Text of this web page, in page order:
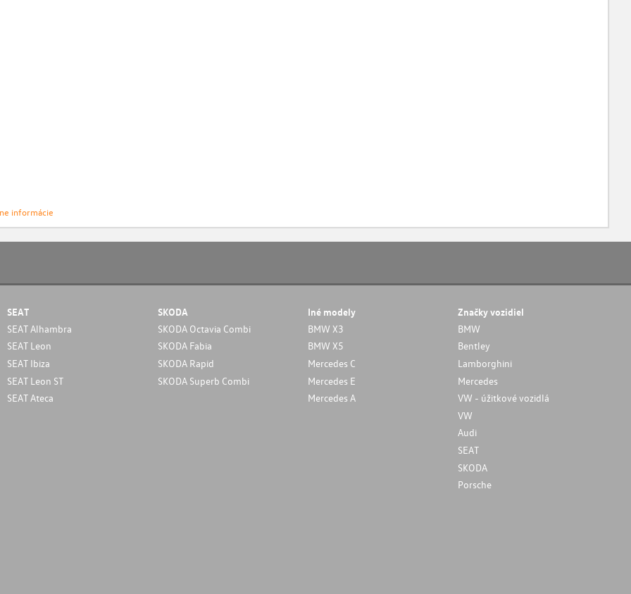
informácie
SEAT
SEAT Alhambra
SEAT Leon
SEAT Ibiza
SEAT Leon ST
SEAT Ateca
SKODA
SKODA Octavia Combi
SKODA Fabia
SKODA Rapid
SKODA Superb Combi
Iné modely
BMW X3
BMW X5
Mercedes C
Mercedes E
Mercedes A
Značky vozidiel
BMW
Bentley
Lamborghini
Mercedes
VW - úžitkové vozidlá
VW
Audi
SEAT
SKODA
Porsche